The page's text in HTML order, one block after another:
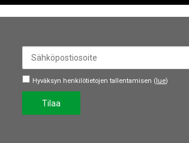
Hyväksyn henkilötietojen tallentamisen ( lue)
Tilaa